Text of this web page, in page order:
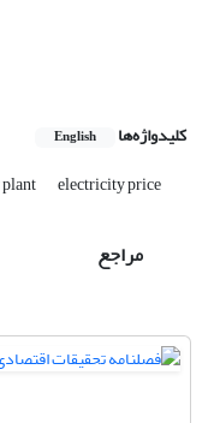
کلیدواژه‌ها English
electricity price
مراجع